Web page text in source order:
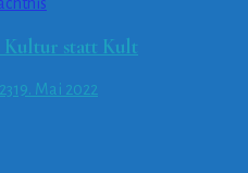
Kultur statt Kult
19. Mai 2022